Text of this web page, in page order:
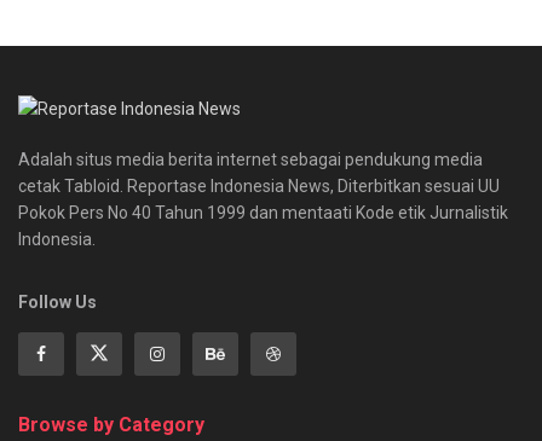
Adalah situs media berita internet sebagai pendukung media
cetak Tabloid. Reportase Indonesia News, Diterbitkan sesuai UU
Pokok Pers No 40 Tahun 1999 dan mentaati Kode etik Jurnalistik
Indonesia.
Follow Us
Browse by Category